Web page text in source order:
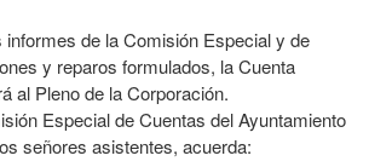
de la Comisión Especial y de
y reparos formulados, la Cuenta
al Pleno de la Corporación.
Especial de Cuentas del Ayuntamiento
señores asistentes, acuerda: